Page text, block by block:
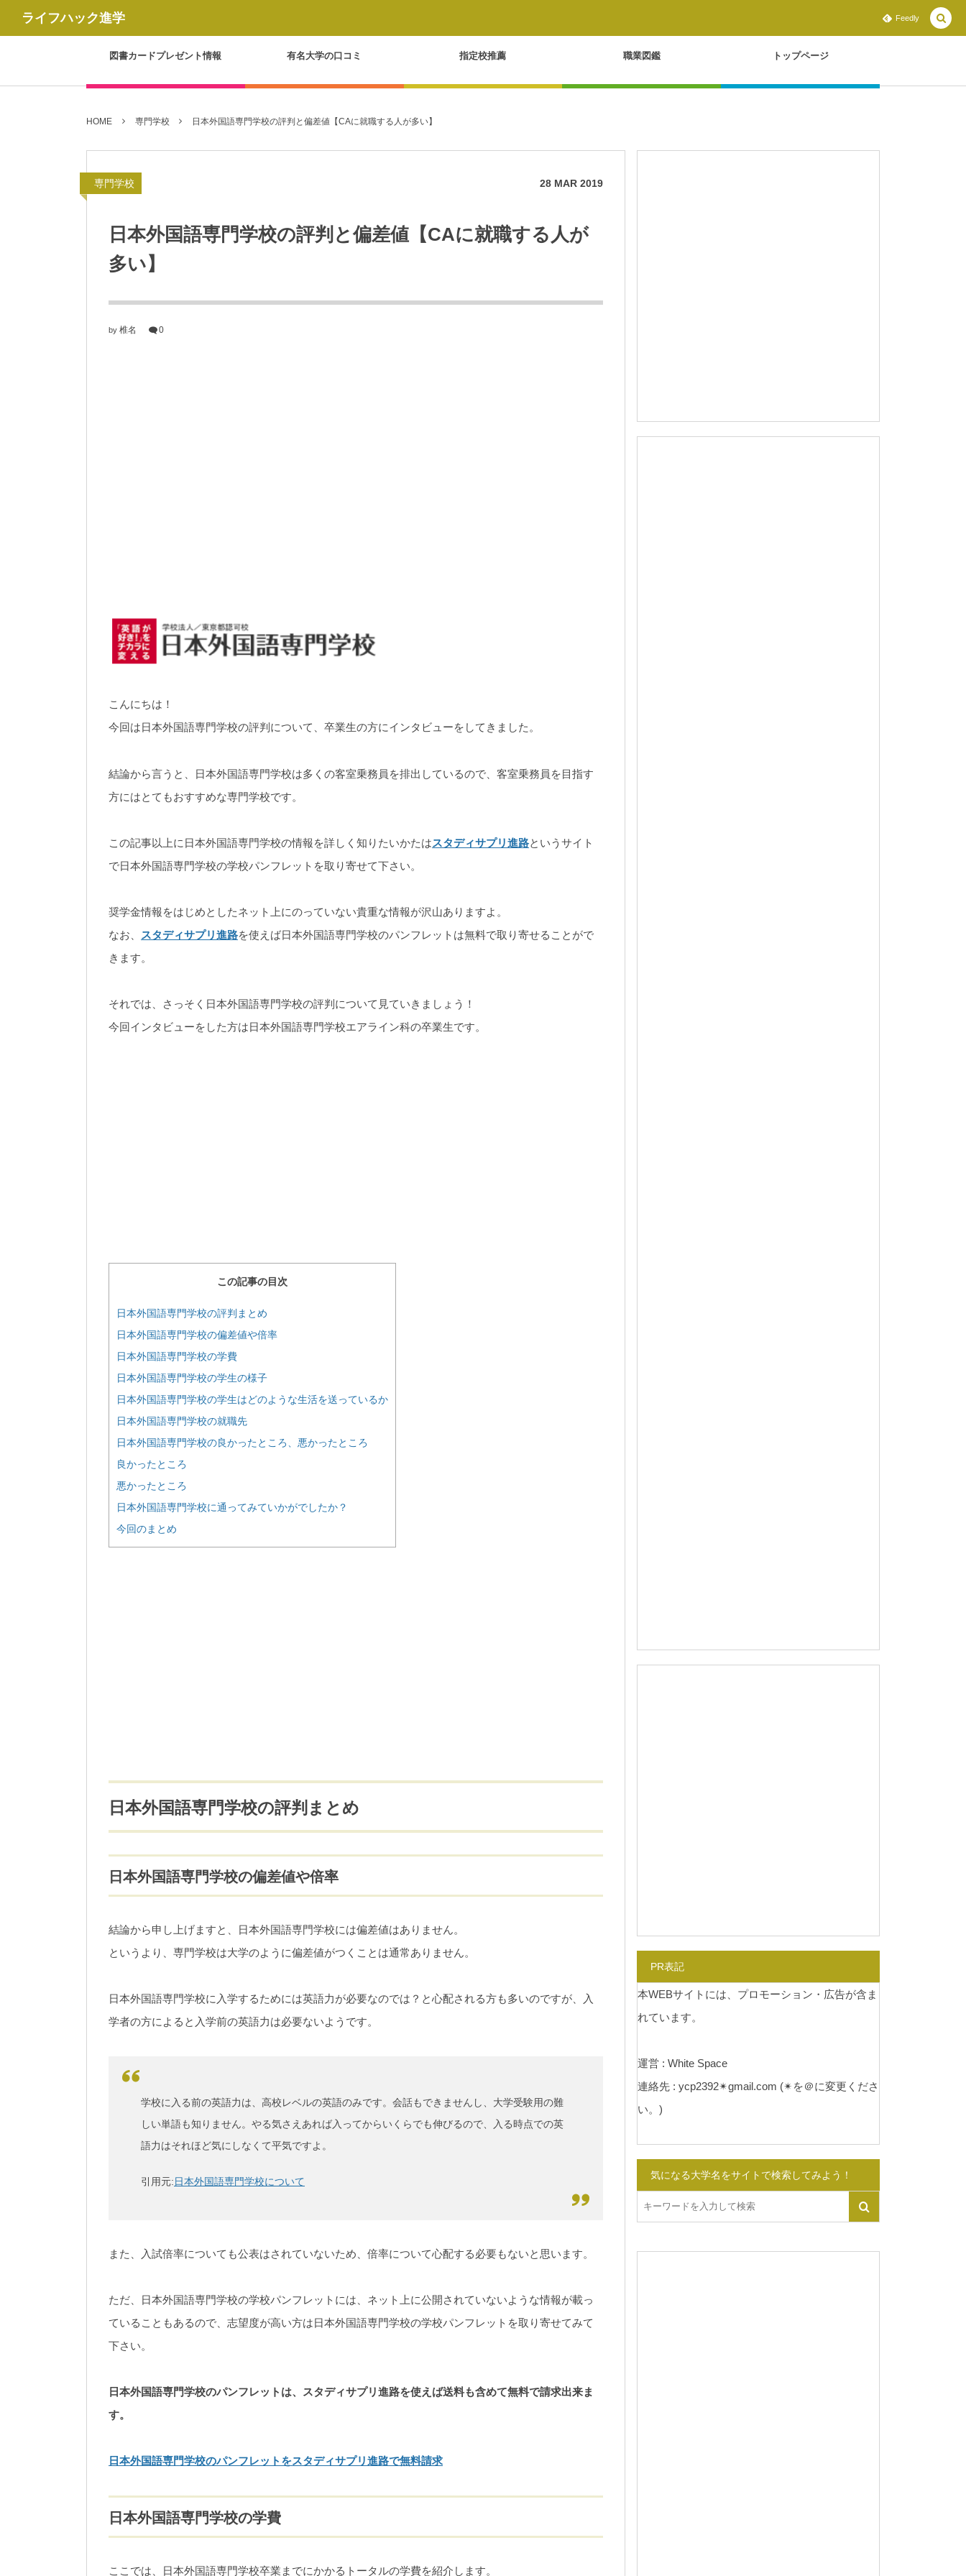
ライフハック進学 Feedly
図書カードプレゼント情報 有名大学の口コミ 指定校推薦 職業図鑑 トップページ
HOME 専門学校 日本外国語専門学校の評判と偏差値【CAに就職する人が多い】
専門学校 28 MAR 2019
日本外国語専門学校の評判と偏差値【CAに就職する人が
多い】
by 椎名 0
こんにちは！
今回は日本外国語専門学校の評判について、卒業生の方にインタビューをしてきました。
結論から言うと、日本外国語専門学校は多くの客室乗務員を排出しているので、客室乗務員を目指す
方にはとてもおすすめな専門学校です。
この記事以上に日本外国語専門学校の情報を詳しく知りたいかたはスタディサプリ進路というサイト
で日本外国語専門学校の学校パンフレットを取り寄せて下さい。
奨学金情報をはじめとしたネット上にのっていない貴重な情報が沢山ありますよ。
なお、
スタディサプリ進路を使えば日本外国語専門学校のパンフレットは無料で取り寄せることがで
きます。
それでは、さっそく日本外国語専門学校の評判について見ていきましょう！
今回インタビューをした方は日本外国語専門学校エアライン科の卒業生です。
この記事の目次
日本外国語専門学校の評判まとめ
日本外国語専門学校の偏差値や倍率
日本外国語専門学校の学費
日本外国語専門学校の学生の様子
日本外国語専門学校の学生はどのような生活を送っているか
日本外国語専門学校の就職先
日本外国語専門学校の良かったところ、悪かったところ
良かったところ
悪かったところ
日本外国語専門学校に通ってみていかがでしたか？
今回のまとめ
日本外国語専門学校の評判まとめ
日本外国語専門学校の偏差値や倍率
結論から申し上げますと、日本外国語専門学校には偏差値はありません。
というより、専門学校は大学のように偏差値がつくことは通常ありません。
日本外国語専門学校に入学するためには英語力が必要なのでは？と心配される方も多いのですが、入
学者の方によると入学前の英語力は必要ないようです。
学校に入る前の英語力は、高校レベルの英語のみです。会話もできませんし、大学受験用の難
しい単語も知りません。やる気さえあれば入ってからいくらでも伸びるので、入る時点での英
語力はそれほど気にしなくて平気ですよ。
引用元:日本外国語専門学校について
また、入試倍率についても公表はされていないため、倍率について心配する必要もないと思います。
ただ、日本外国語専門学校の学校パンフレットには、ネット上に公開されていないような情報が載っ
ていることもあるので、志望度が高い方は日本外国語専門学校の学校パンフレットを取り寄せてみて
下さい。
日本外国語専門学校のパンフレットは、スタディサプリ進路を使えば送料も含めて無料で請求出来ま
す。
日本外国語専門学校のパンフレットをスタディサプリ進路で無料請求
日本外国語専門学校の学費
ここでは、日本外国語専門学校卒業までにかかるトータルの学費を紹介します。
PR表記
本WEBサイトには、プロモーション・広告が含ま
れています。
運営 : White Space
連絡先 : ycp2392✴︎gmail.com (✴︎を＠に変更くださ
い。)
気になる大学名をサイトで検索してみよう！